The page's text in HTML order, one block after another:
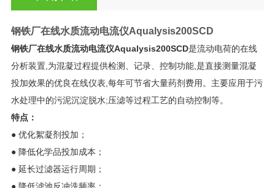
钢铁厂在线水质流动电流仪Aqualysis200SCD
钢铁厂在线水质流动电流仪Aqualysis200SCD是流动电荷的在线
分析装置,为混凝过程提供检测、记录、控制功能,是直接测量混凝
投加效果的优良在线仪表,每年可节省大量药剂费用。主要应用于污
水处理中的污泥沉淀脱水;压滤等过程工艺的自动控制等。
特点：
● 优化絮凝剂投加；
● 降低化学品投加成本；
● 延长过滤器运行周期；
● 降低滤池反冲洗频率；